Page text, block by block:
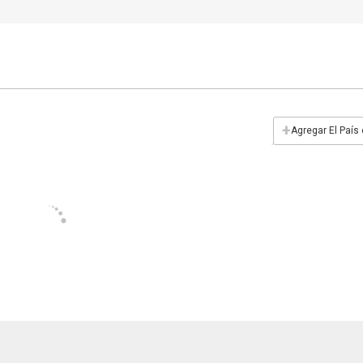
+Agregar El País